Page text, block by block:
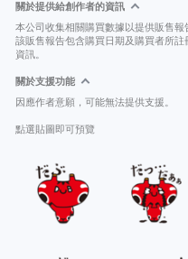
關於提供給創作者的資訊
本公司收集相關購買數據以提供販售報
該販售報告包含購買日期及購買者所
資訊。
關於支援功能
因應作者意願，可能無法提供支援。
點選貼圖即可預覽